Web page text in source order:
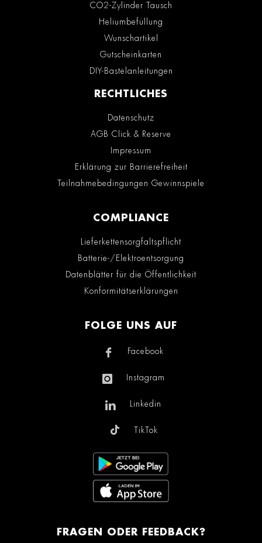
CO2-Zylinder Tausch
Heliumbefüllung
Wunschartikel
Gutscheinkarten
DIY-Bastelanleitungen
RECHTLICHES
Datenschutz
AGB Click & Reserve
Impressum
Erklärung zur Barrierefreiheit
Teilnahmebedingungen Gewinnspiele
COMPLIANCE
Lieferkettensorgfaltspflicht
Batterie-/Elektroentsorgung
Datenblätter für die Öffentlichkeit
Konformitätserklärungen
FOLGE UNS AUF
Facebook
Instagram
Linkedin
TikTok
FRAGEN ODER FEEDBACK?